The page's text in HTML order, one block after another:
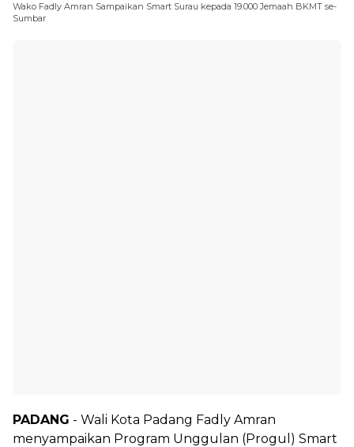
Wako Fadly Amran Sampaikan Smart Surau kepada 19.000 Jemaah BKMT se-
Sumbar
PADANG - Wali Kota Padang Fadly Amran
menyampaikan Program Unggulan (Progul) Smart